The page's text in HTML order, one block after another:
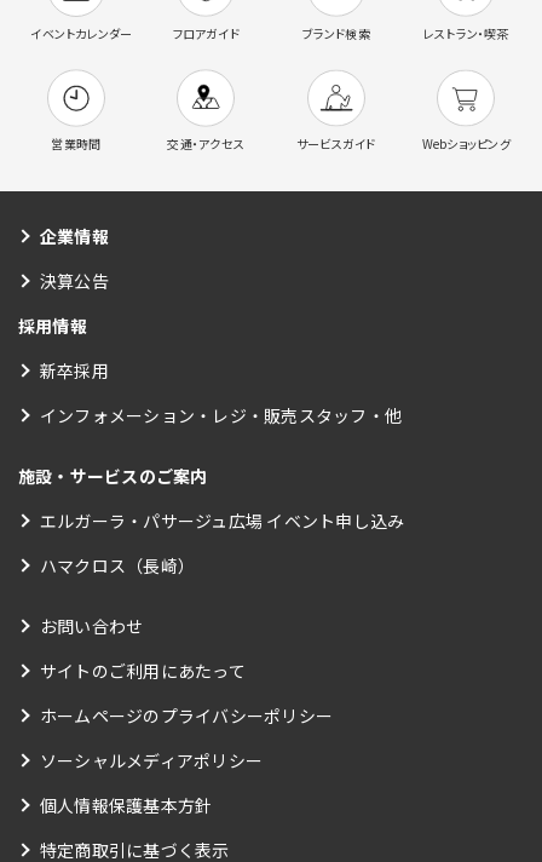
イベントカレンダー フロアガイド ブランド検索 レストラン・喫茶
営業時間 交通・アクセス サービスガイド Webショッピング
企業情報
決算公告
採用情報
新卒採用
インフォメーション・レジ・販売スタッフ・他
施設・サービスのご案内
エルガーラ・パサージュ広場 イベント申し込み
ハマクロス（長崎）
お問い合わせ
サイトのご利用にあたって
ホームページのプライバシーポリシー
ソーシャルメディアポリシー
個人情報保護基本方針
特定商取引に基づく表示